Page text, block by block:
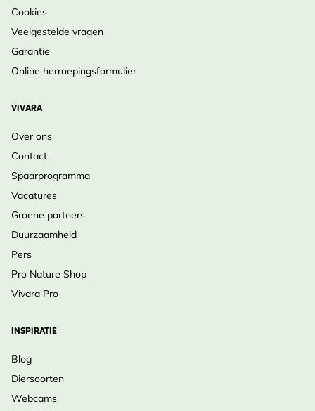
bescherming nodig.
• Levensduur
zich kan uitbreiden door zaad en uitlopers.
Bestel nu!
Cookies
Veelgestelde vragen
Garantie
Online herroepingsformulier
VIVARA
Over ons
Contact
Spaarprogramma
Vacatures
Groene partners
Duurzaamheid
Pers
Pro Nature Shop
Vivara Pro
INSPIRATIE
Blog
Diersoorten
Webcams